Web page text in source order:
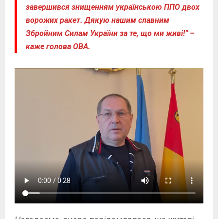
завершився знищенням українською ППО двох
ворожих ракет. Дякую нашим славним
Збройним Силам України за те, що ми живі!” –
каже голова ОВА.